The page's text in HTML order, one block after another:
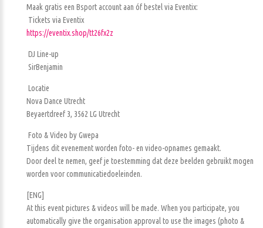
Maak gratis een Bsport account aan óf bestel via Eventix:
Tickets via Eventix
https://eventix.shop/tt26fx2z
DJ Line-up
SirBenjamin
Locatie
Nova Dance Utrecht
Beyaertdreef 3, 3562 LG Utrecht
Foto & Video by Gwepa
Tijdens dit evenement worden foto- en video-opnames gemaakt.
Door deel te nemen, geef je toestemming dat deze beelden gebruikt mogen
worden voor communicatiedoeleinden.
[ENG]
At this event pictures & videos will be made. When you participate, you
automatically give the organisation approval to use the images (photo &